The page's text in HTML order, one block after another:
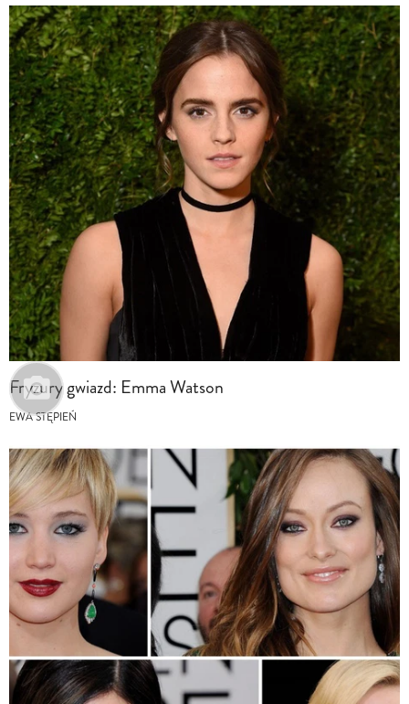
Fryzury gwiazd: Emma Watson
EWA STĘPIEŃ